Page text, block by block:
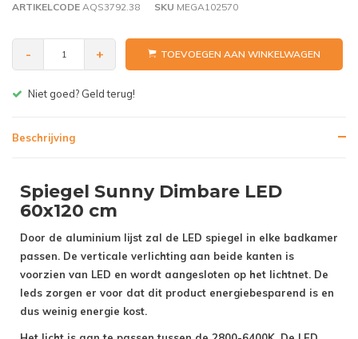
ARTIKELCODE AQS3792.38 SKU MEGA102570
- + TOEVOEGEN AAN WINKELWAGEN
Gratis bezorgen v.a. € 150,- (NL)
Beschrijving
Spiegel Sunny Dimbare LED
60x120 cm
Door de aluminium lijst zal de LED spiegel in elke badkamer
passen. De verticale verlichting aan beide kanten is
voorzien van LED en wordt aangesloten op het lichtnet. De
leds zorgen er voor dat dit product energiebesparend is en
dus weinig energie kost.